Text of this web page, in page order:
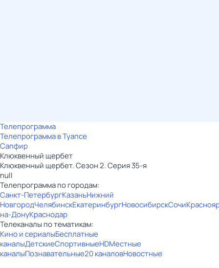
Телепрограмма
Телепрограмма в Туапсе
Сапфир
Клюквенный щербет
Клюквенный щербет. Сезон 2. Серия 35-я
null
Телепрограмма по городам:
Санкт-ПетербургКазаньНижний
НовгородЧелябинскЕкатеринбургНовосибирскСочи
на-ДонуКраснодар
Телеканалы по тематикам:
Кино и сериалыБесплатные
каналыДетскиеСпортивныеHDМестные
каналыПознавательные20 каналовНовостные